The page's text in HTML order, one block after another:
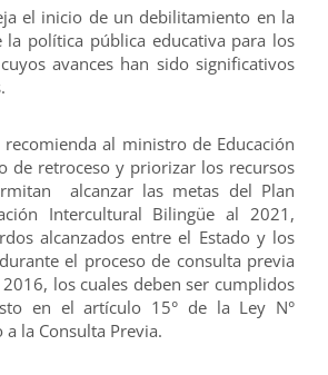
el inicio de un debilitamiento en la
la política pública educativa para los
avances han sido significativos
al ministro de Educación
de retroceso y priorizar los recursos
alcanzar las metas del Plan
Intercultural Bilingüe al 2021,
alcanzados entre el Estado y los
el proceso de consulta previa
los cuales deben ser cumplidos
en el artículo 15° de la Ley N°
la Consulta Previa.